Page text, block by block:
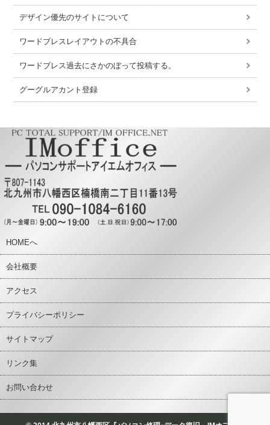
デザイン優先のサイトについて
ワードブレスレイアウトの不具合
ワードブレス過去にさかのぼって投稿する。
グーグルアカント登録
HOMEへ
会社概要
アクセス
プライバシーポリシー
サイトマップ
リンク集
お問い合わせ